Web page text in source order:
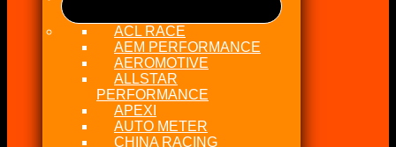
ACL RACE
AEM PERFORMANCE
AEROMOTIVE
ALLSTAR
PERFORMANCE
APEXI
AUTO METER
CHINA RACING